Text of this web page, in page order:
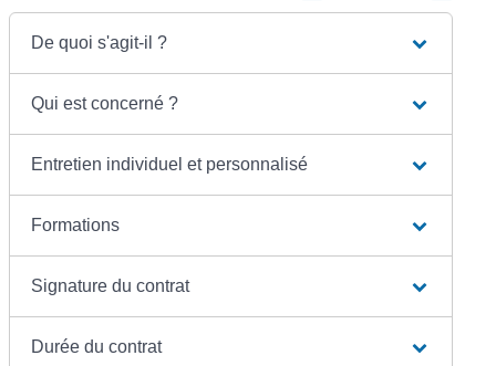
De quoi s'agit-il ?
Qui est concerné ?
Entretien individuel et personnalisé
Formations
Signature du contrat
Durée du contrat